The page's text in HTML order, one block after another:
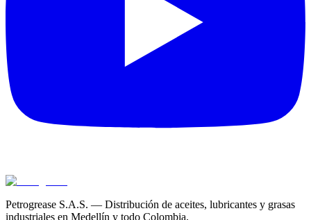
Petrogrease S.A.S. — Distribución de aceites, lubricantes y grasas
industriales en Medellín y todo Colombia.